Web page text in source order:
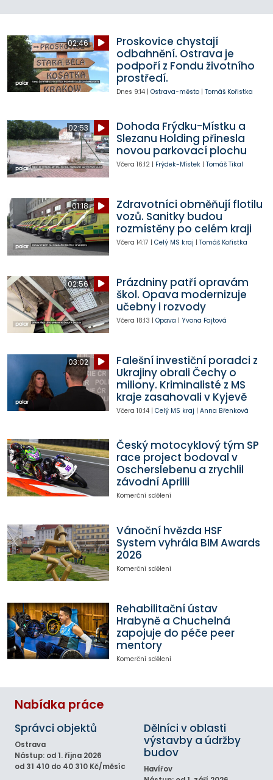
02:46
Proskovice chystají
odbahnění. Ostrava je
podpoří z Fondu životního
prostředí.
Dnes 9:14| Ostrava-město| Tomáš Kořistka
02:53
Dohoda Frýdku-Místku a
Slezanu Holding přinesla
novou parkovací plochu
Včera 16:12| Frýdek-Místek| Tomáš Tikal
01:18
Zdravotníci obměňují flotilu
vozů. Sanitky budou
rozmístěny po celém kraji
Včera 14:17 | Celý MS kraj | Tomáš Kořistka
02:56
Prázdniny patří opravám
škol. Opava modernizuje
učebny i rozvody
Včera 18:13 | Opava | Yvona Fajtová
03:02
Falešní investiční poradci z
Ukrajiny obrali Čechy o
miliony. Kriminalisté z MS
kraje zasahovali v Kyjevě
Včera 10:14| Celý MS kraj | Anna Břenková
Český motocyklový tým SP
race project bodoval v
Oscherslebenu a zrychlil
závodní Aprilii
Komerční sdělení
Vánoční hvězda HSF
System vyhrála BIM Awards
2026
Komerční sdělení
Rehabilitační ústav
Hrabyně a Chuchelná
zapojuje do péče peer
mentory
Komerční sdělení
Nabídka práce
Správci objektů
Ostrava
Nástup: od 1. října 2026
od 31 410 do 40 310 Kč/měsíc
Dělníci v oblasti
výstavby a údržby
budov
Havířov